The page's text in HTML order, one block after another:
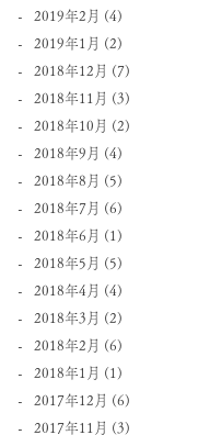
2019年2月 (4)
2019年1月 (2)
2018年12月 (7)
2018年11月 (3)
2018年10月 (2)
2018年9月 (4)
2018年8月 (5)
2018年7月 (6)
2018年6月 (1)
2018年5月 (5)
2018年4月 (4)
2018年3月 (2)
2018年2月 (6)
2018年1月 (1)
2017年12月 (6)
2017年11月 (3)